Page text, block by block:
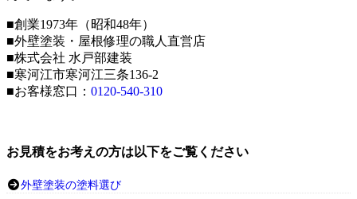
■創業1973年（昭和48年）
■外壁塗装・屋根修理の職人直営店
■株式会社 水戸部建装
■寒河江市寒河江三条136-2
■お客様窓口： 0120-540-310
お見積をお考えの方は以下をご覧ください
外壁塗装の塗料選び